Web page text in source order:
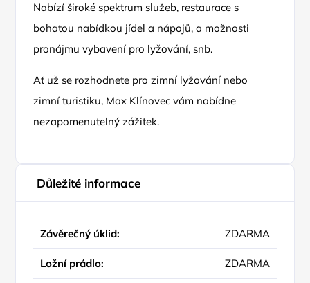
Nabízí široké spektrum služeb, restaurace s
bohatou nabídkou jídel a nápojů, a možnosti
pronájmu vybavení pro lyžování, snb.
Ať už se rozhodnete pro zimní lyžování nebo
zimní turistiku, Max Klínovec vám nabídne
nezapomenutelný zážitek.
Důležité informace
Závěrečný úklid: ZDARMA
Ložní prádlo: ZDARMA